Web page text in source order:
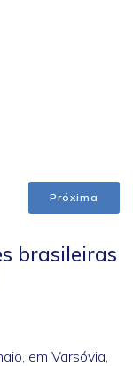
Próxima
brasileiras
em Varsóvia,